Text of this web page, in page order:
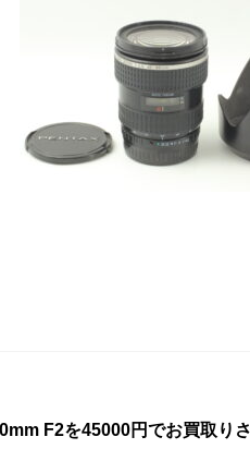
F2を45000円でお買取り